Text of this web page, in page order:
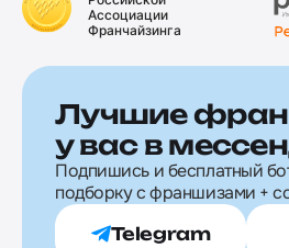
Ассоциации
Франчайзинга
Лучшие
у вас в
Подпишись и бесплатный
подборку с франшизами +
Telegram